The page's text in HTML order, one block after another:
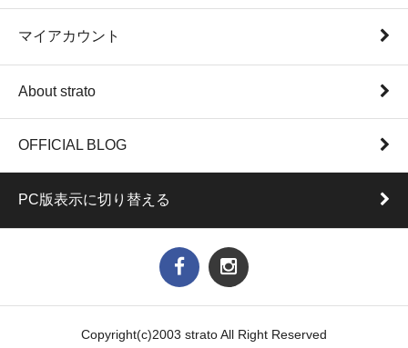
マイアカウント
About strato
OFFICIAL BLOG
PC版表示に切り替える
Copyright(c)2003 strato All Right Reserved